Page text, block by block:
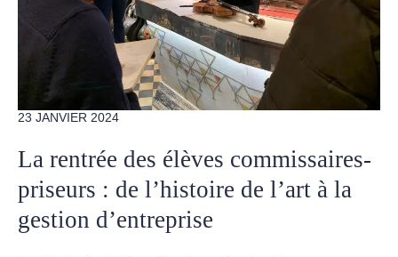
23 JANVIER 2024
La rentrée des élèves commissaires-
priseurs : de l’histoire de l’art à la
gestion d’entreprise